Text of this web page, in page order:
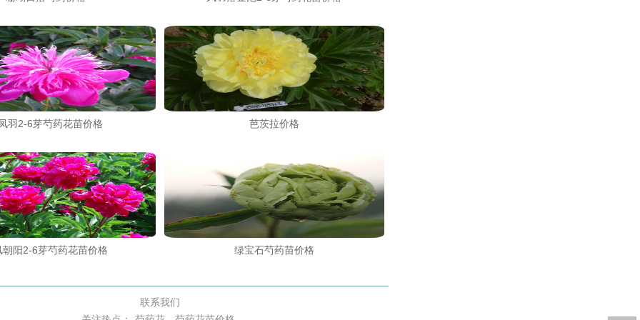
羽2-6芽芍药花苗价格 芭茨拉价格
朝阳2-6芽芍药花苗价格 绿宝石芍药苗价格
联系我们